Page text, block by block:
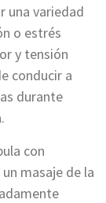
una variedad
o estrés
y tensión
conducir a
durante
con
masaje de la